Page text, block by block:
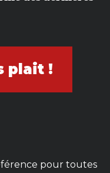
plait !
pour toutes